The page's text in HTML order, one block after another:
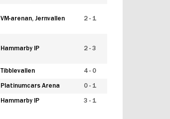
VM-arenan, Jernvallen 2 - 1
Hammarby IP 2 - 3
Tibblevallen 4 - 0
Platinumcars Arena 0 - 1
Hammarby IP 3 - 1